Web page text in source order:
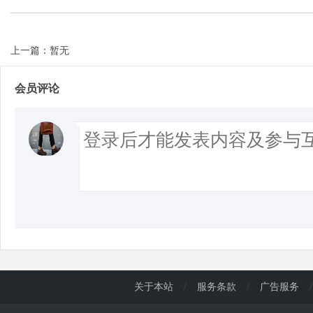
上一篇：暂无
会员评论
关于本站 / 服务条款 / 广告服务 /